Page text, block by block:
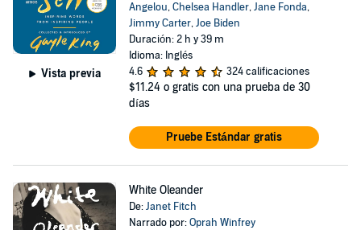
Vista previa
Angelou,Chelsea Handler,Jane Fonda,
Jimmy Carter,Joe Biden
Duración: 2 h y 39 m
Idioma: Inglés
4.6
324 calificaciones
$11.24 o gratis con una prueba de 30
días
Pruebe Estándar gratis
White Oleander
De:Janet Fitch
Narrado por:Oprah Winfrey